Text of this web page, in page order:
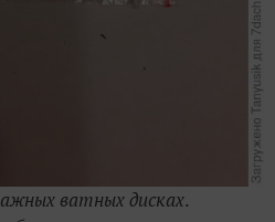
ватных дисках.